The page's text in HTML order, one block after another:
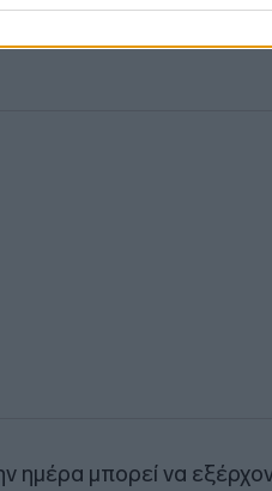
βγουν από τον Περσικό
ημέρα μπορεί να